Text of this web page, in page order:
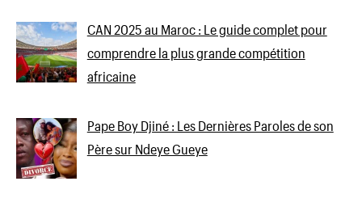
CAN 2025 au Maroc : Le guide complet pour
comprendre la plus grande compétition
africaine
Pape Boy Djiné : Les Dernières Paroles de son
Père sur Ndeye Gueye